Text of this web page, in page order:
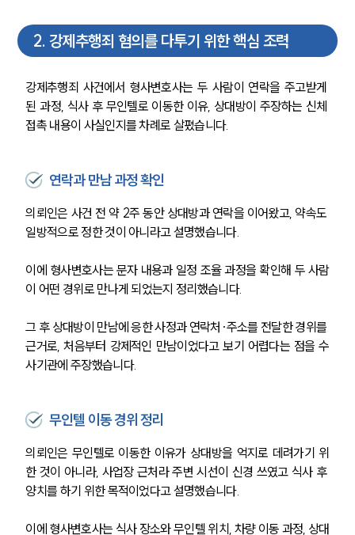
2. 강제추행죄 혐의를 다투기 위한 핵심 조력
강제추행죄 사건에서 형사변호사는 두 사람이 연락을 주고받게
된 과정, 식사 후 무인텔로 이동한 이유, 상대방이 주장하는 신체
접촉 내용이 사실인지를 차례로 살폈습니다.
연락과 만남 과정 확인
의뢰인은 사건 전 약 2주 동안 상대방과 연락을 이어왔고, 약속도
일방적으로 정한 것이 아니라고 설명했습니다.
이에 형사변호사는 문자 내용과 일정 조율 과정을 확인해 두 사람
이 어떤 경위로 만나게 되었는지 정리했습니다.
그 후 상대방이 만남에 응한 사정과 연락처·주소를 전달한 경위를
근거로, 처음부터 강제적인 만남이었다고 보기 어렵다는 점을 수
사기관에 주장했습니다.
무인텔 이동 경위 정리
의뢰인은 무인텔로 이동한 이유가 상대방을 억지로 데려가기 위
한 것이 아니라, 사업장 근처라 주변 시선이 신경 쓰였고 식사 후
양치를 하기 위한 목적이었다고 설명했습니다.
이에 형사변호사는 식사 장소와 무인텔 위치, 차량 이동 과정, 상대